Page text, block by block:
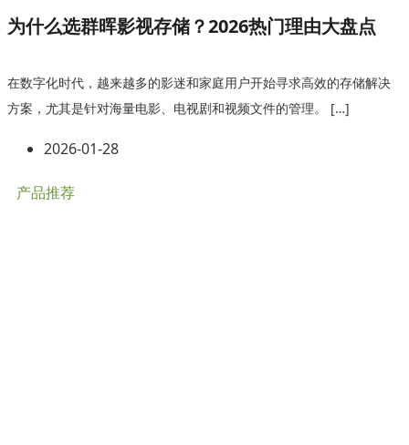
为什么选群晖影视存储？2026热门理由大盘点
在数字化时代，越来越多的影迷和家庭用户开始寻求高效的存储解决
方案，尤其是针对海量电影、电视剧和视频文件的管理。 […]
2026-01-28
产品推荐